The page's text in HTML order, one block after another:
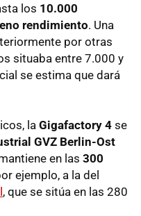
los 10.000
rendimiento. Una
por otras
situaba entre 7.000 y
se estima que dará
la Gigafactory 4 se
GVZ Berlin-Ost
en las 300
ejemplo, a la del
, que se sitúa en las 280